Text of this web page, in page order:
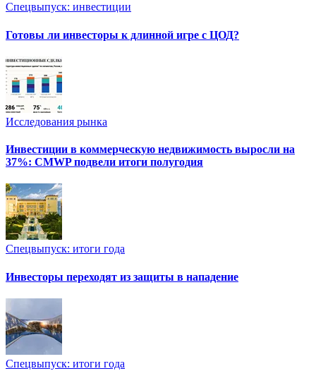
Спецвыпуск: инвестиции
Готовы ли инвесторы к длинной игре с ЦОД?
Исследования рынка
Инвестиции в коммерческую недвижимость выросли на
37%: CMWP подвели итоги полугодия
Спецвыпуск: итоги года
Инвесторы переходят из защиты в нападение
Спецвыпуск: итоги года